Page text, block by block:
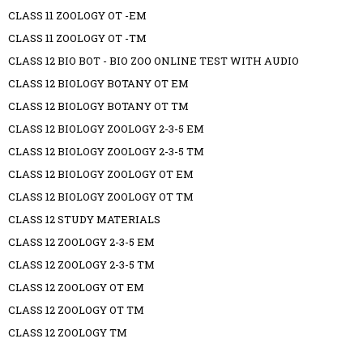
CLASS 11 ZOOLOGY OT -EM
CLASS 11 ZOOLOGY OT -TM
CLASS 12 BIO BOT - BIO ZOO ONLINE TEST WITH AUDIO
CLASS 12 BIOLOGY BOTANY OT EM
CLASS 12 BIOLOGY BOTANY OT TM
CLASS 12 BIOLOGY ZOOLOGY 2-3-5 EM
CLASS 12 BIOLOGY ZOOLOGY 2-3-5 TM
CLASS 12 BIOLOGY ZOOLOGY OT EM
CLASS 12 BIOLOGY ZOOLOGY OT TM
CLASS 12 STUDY MATERIALS
CLASS 12 ZOOLOGY 2-3-5 EM
CLASS 12 ZOOLOGY 2-3-5 TM
CLASS 12 ZOOLOGY OT EM
CLASS 12 ZOOLOGY OT TM
CLASS 12 ZOOLOGY TM